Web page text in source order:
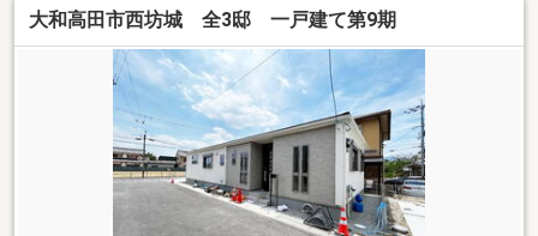
大和高田市西坊城 全3邸 一戸建て第9期